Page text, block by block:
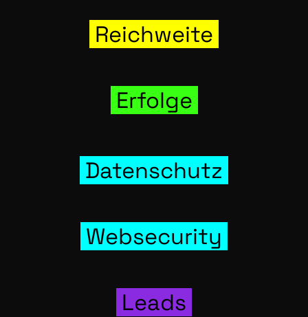
Reich­wei­te
Erfol­ge
Daten­schutz
Web­se­cu­ri­ty
Leads